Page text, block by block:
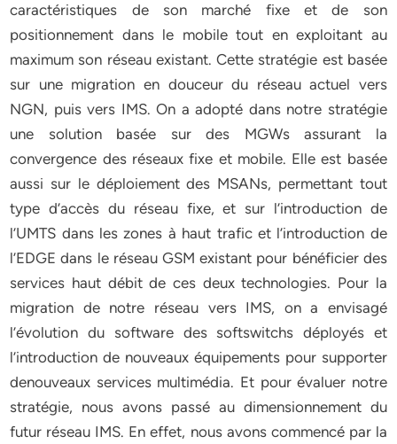
caractéristiques de son marché fixe et de son
positionnement dans le mobile tout en exploitant au
maximum son réseau existant. Cette stratégie est basée
sur une migration en douceur du réseau actuel vers
NGN, puis vers IMS. On a adopté dans notre stratégie
une solution basée sur des MGWs assurant la
convergence des réseaux fixe et mobile. Elle est basée
aussi sur le déploiement des MSANs, permettant tout
type d’accès du réseau fixe, et sur l’introduction de
l’UMTS dans les zones à haut trafic et l’introduction de
l’EDGE dans le réseau GSM existant pour bénéficier des
services haut débit de ces deux technologies. Pour la
migration de notre réseau vers IMS, on a envisagé
l’évolution du software des softswitchs déployés et
l’introduction de nouveaux équipements pour supporter
denouveaux services multimédia. Et pour évaluer notre
stratégie, nous avons passé au dimensionnement du
futur réseau IMS. En effet, nous avons commencé par la